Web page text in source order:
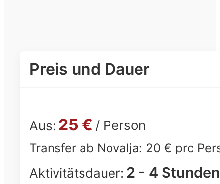
Preis und Dauer
Aus: 25 € / Person
Transfer ab Novalja: 20 € pro
Aktivitätsdauer: 2 - 4 Stunden